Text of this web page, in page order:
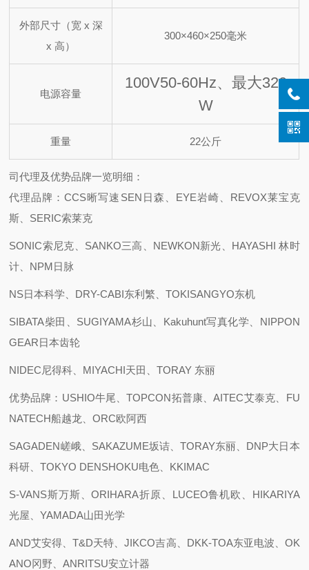
外部尺寸（宽 x 深
x 高）
300×460×250毫米
电源容量
100V50-60Hz、最大320
W
重量 22公斤
司代理及优势品牌一览明细：
代理品牌：CCS晰写速 SEN日森、EYE岩崎、REVOX莱宝克
斯、SERIC索莱克
SONIC索尼克、SANKO三高、NEWKON新光、HAYASHI 林时
计、NPM日脉
NS日本科学、DRY-CABI东利繁、TOKISANGYO东机
SIBATA柴田、SUGIYAMA杉山、Kakuhunt写真化学、NIPPON
GEAR日本齿轮
NIDEC尼得科、MIYACHI天田、TORAY 东丽
优势品牌：USHIO牛尾、TOPCON拓普康、AITEC艾泰克、FU
NATECH船越龙、ORC欧阿西
SAGADEN嵯峨、SAKAZUME坂诘、TORAY东丽、DNP大日本
科研、TOKYO DENSHOKU电色、KKIMAC
S-VANS斯万斯、ORIHARA折原、LUCEO鲁机欧、HIKARIYA
光屋、YAMADA山田光学
AND艾安得、T&D天特、JIKCO吉高、DKK-TOA东亚电波、OK
ANO冈野、ANRITSU安立计器